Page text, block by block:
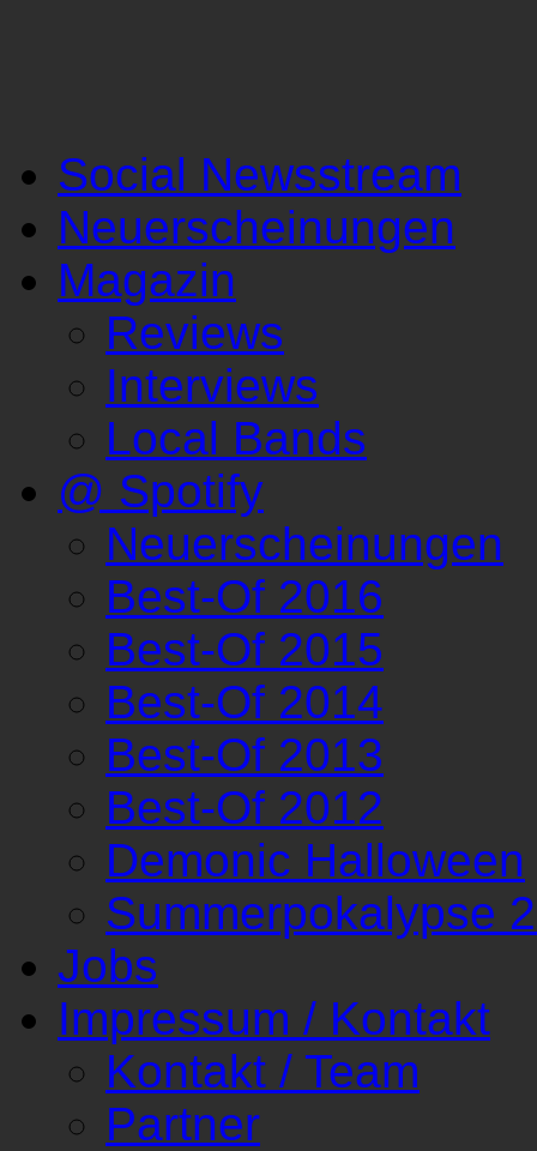
Social Newsstream
Neuerscheinungen
Magazin
Reviews
Interviews
Local Bands
@ Spotify
Neuerscheinungen
Best-Of 2016
Best-Of 2015
Best-Of 2014
Best-Of 2013
Best-Of 2012
Demonic Halloween
Summerpokalypse
Jobs
Impressum / Kontakt
Kontakt / Team
Partner